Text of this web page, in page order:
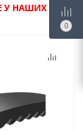
У НАШИХ
0